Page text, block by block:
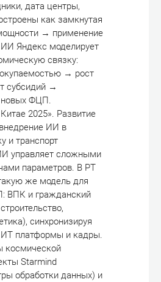
дата центры,
как замкнутая
→ применение
Яндекс моделирует
связку:
→ рост
субсидий →
новых ФЦП.
2025». Развитие
ИИ в
и транспорт
управляет сложными
параметров. В РТ
же модель для
ВПК и гражданский
синхронизируя
ИТ платформы и кадры.
космической
Starmind
обработки данных) и